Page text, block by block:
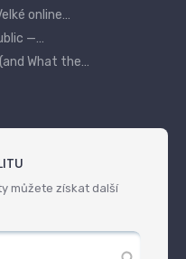
online…
—…
What the…
můžete získat další